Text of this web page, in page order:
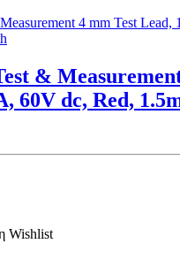
&
60V dc, Red,
Wishlist